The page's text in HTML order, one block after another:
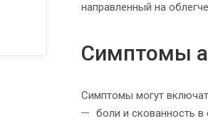
направленный на
Симптомы
Симптомы могут
боли и скованность в